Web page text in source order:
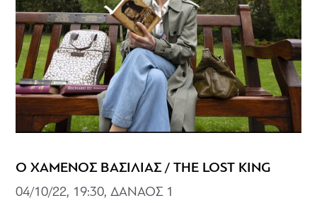
Ο ΧΑΜΕΝΟΣ ΒΑΣΙΛΙΑΣ / THE LOST KING
04/10/22, 19:30, ΔΑΝΑΟΣ 1